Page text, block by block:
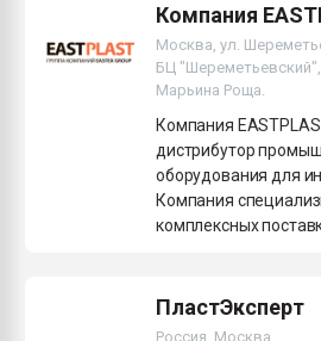
Компания
Москва, ул.
БЦ
Марьина Роща.
Компания
дистрибутор
оборудования для
Компания
комплексных
ПластЭксперт
Россия, Москва